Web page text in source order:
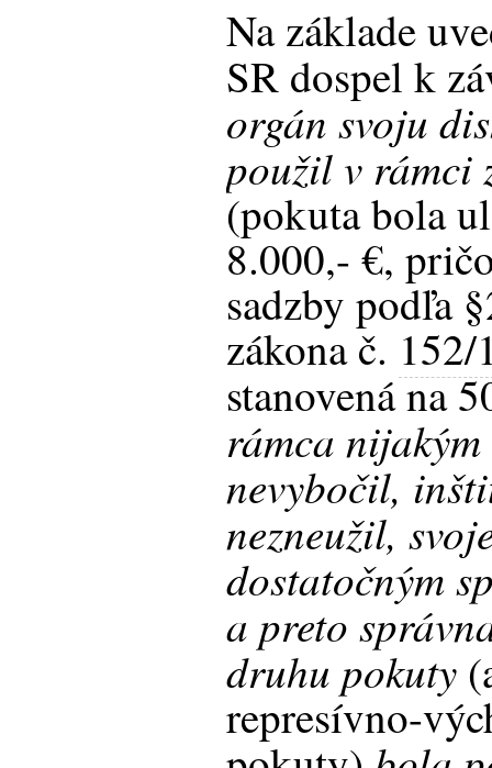
Na základe
SR dospel k
orgán svoju
použil v rámci
(pokuta bola
8.000,- €,
sadzby podľa
zákona č. 152/
stanovená na
rámca nijakým
nevybočil,
nezneužil,
dostatočným
a preto
druhu pokuty
represívno-